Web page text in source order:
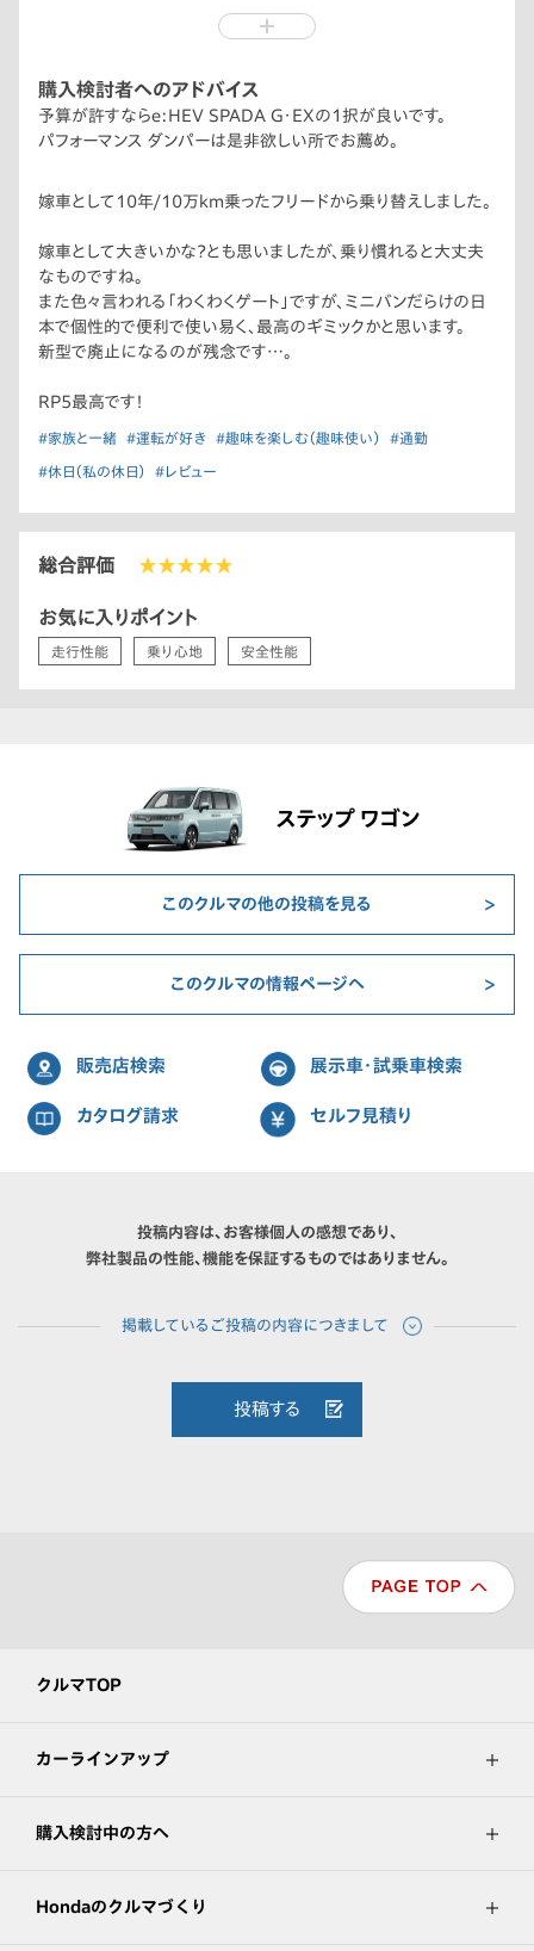
○ミニバンらしからぬ加速力
○ワンボックスらしからぬ静寂性
どれを見ても満足の出来る仕上がりで大変気に入りました、特
購入検討者へのアドバイス
予算が許すならe:HEV SPADA G・EXの1択が良いです。
パフォーマンス ダンパーは是非欲しい所でお薦め。
嫁車として10年/10万km乗ったフリードから乗り替えしました。
嫁車として大きいかな？とも思いましたが、乗り慣れると大丈夫
なものですね。
また色々言われる「わくわくゲート」ですが、ミニバンだらけの日
本で個性的で便利で使い易く、最高のギミックかと思います。
新型で廃止になるのが残念です…。
RP5最高です！
#家族と一緒 #運転が好き #趣味を楽しむ（趣味使い） #通勤
#休日（私の休日） #レビュー
総合評価 ★★★★★
お気に入りポイント
走行性能 乗り心地 安全性能
ステップ ワゴン
このクルマの他の投稿を見る
このクルマの情報ページへ
販売店検索 展示車・試乗車検索
カタログ請求 セルフ見積り
投稿内容は、お客様個人の感想であり、
弊社製品の性能、機能を保証するものではありません。
投稿する
クルマTOP
カーラインアップ
購入検討中の方へ
Hondaのクルマづくり